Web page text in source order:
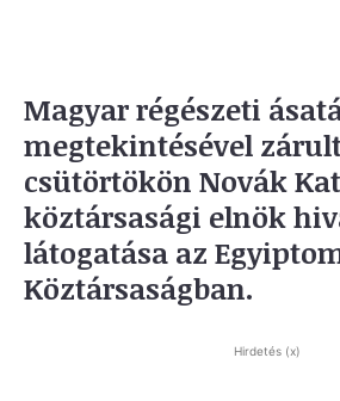
Magyar régészeti
megtekintésével
csütörtökön Novák
köztársasági elnök
látogatása az
Köztársaságban.
Hirdetés (x)